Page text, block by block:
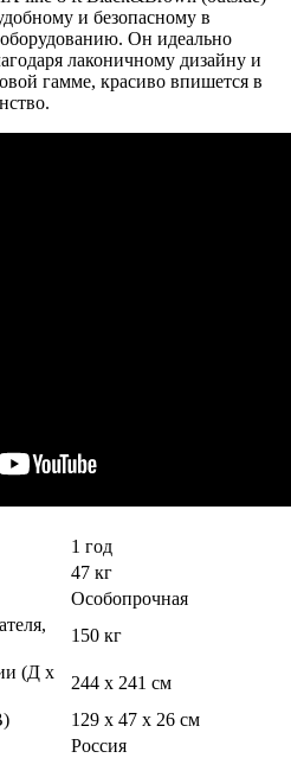
и безопасному в
Он идеально
лаконичному дизайну и
гамме, красиво впишется в
1 год
47 кг
Особопрочная
150 кг
(Д х
244 х 241 см
129 х 47 х 26 см
Россия